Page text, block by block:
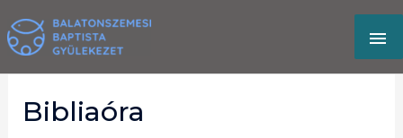
to
content
Bibliaóra